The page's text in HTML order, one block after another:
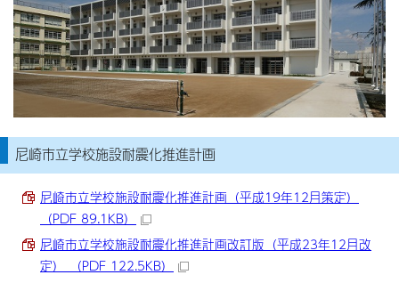
尼崎市立学校施設耐震化推進計画
尼崎市立学校施設耐震化推進計画（平成19年12月策定）
（PDF 89.1KB）
尼崎市立学校施設耐震化推進計画改訂版（平成23年12月改
定） （PDF 122.5KB）